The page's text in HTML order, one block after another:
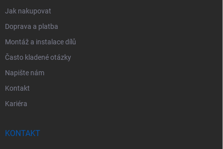
Jak nakupovat
Doprava a platba
Montáž a instalace dílů
Často kladené otázky
Napište nám
Kontakt
Kariéra
KONTAKT